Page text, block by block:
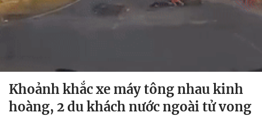
Khoảnh khắc xe máy tông nhau kinh
hoàng, 2 du khách nước ngoài tử vong